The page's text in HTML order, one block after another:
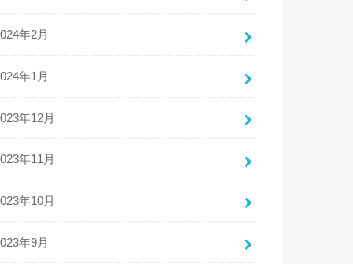
年2月
年1月
年12月
年11月
年10月
年9月